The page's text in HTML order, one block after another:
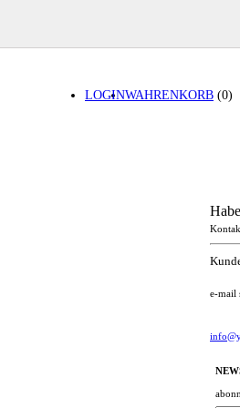
WAHRENKORB (0)
LOGIN
e-mail